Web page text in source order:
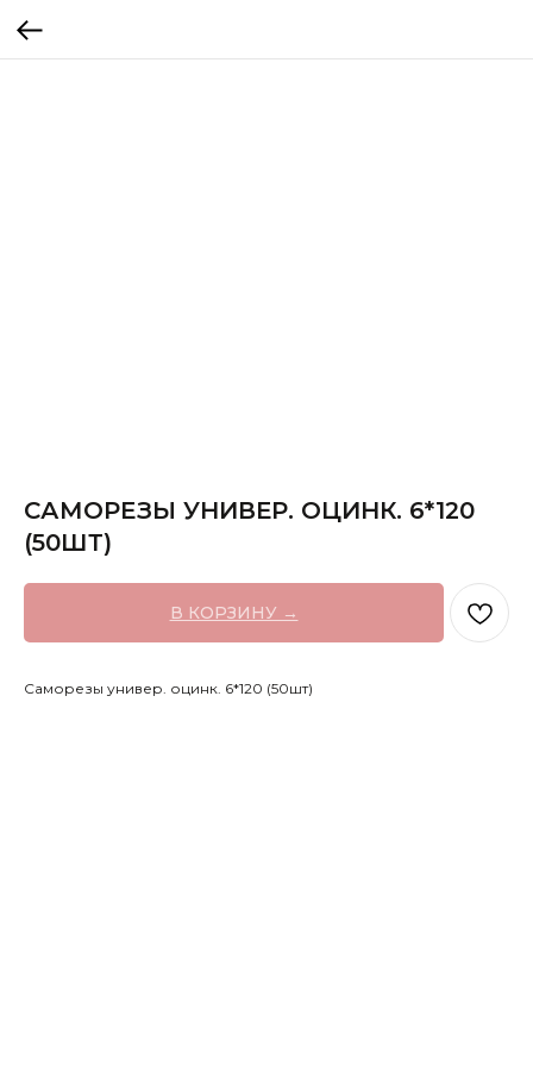
САМОРЕЗЫ УНИВЕР. ОЦИНК. 6*120
(50ШТ)
В КОРЗИНУ →
Саморезы универ. оцинк. 6*120 (50шт)